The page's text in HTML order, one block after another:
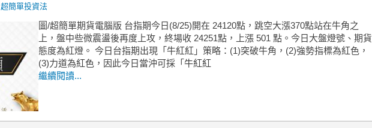
超簡單投資法
圖/超簡單期貨電腦版 台指期今日(8/25)開在 24120點，跳空大漲370點站在牛角之
上，盤中些微震盪後再度上攻，終場收 24251點，上漲 501 點。今日大盤燈號、期貨
態度為紅燈。 今日台指期出現「牛紅紅」策略：(1)突破牛角，(2)強勢指標為紅色，
(3)力道為紅色，因此今日當沖可採「牛紅紅
繼續閱讀...